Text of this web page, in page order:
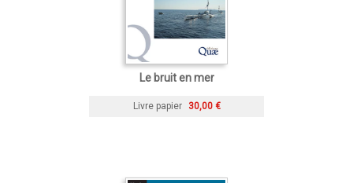
Le bruit en mer
Livre papier 30,00 €